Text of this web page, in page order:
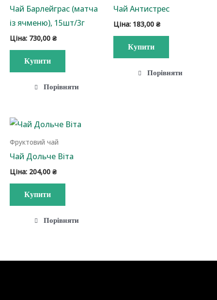
Чай Барлейграс (матча
із ячменю), 15шт/3г
Ціна: 730,00 ₴
Купити
Порівняти
Чай Антистрес
Ціна: 183,00 ₴
Купити
Порівняти
Фруктовий чай
Чай Дольче Віта
Ціна: 204,00 ₴
Купити
Порівняти